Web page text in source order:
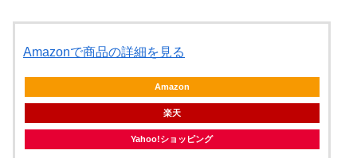
Amazonで商品の詳細を見る
Amazon
楽天
Yahoo!ショッピング